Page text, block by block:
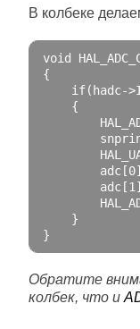
В колбеке
void
{
if( hadc->
{
adc [0]
adc [1 ]
}
}
Обратите
колбек, что и